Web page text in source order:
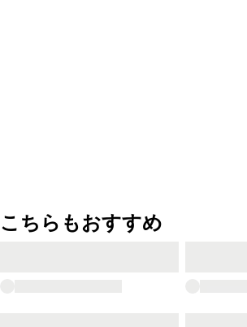
こちらもおすすめ